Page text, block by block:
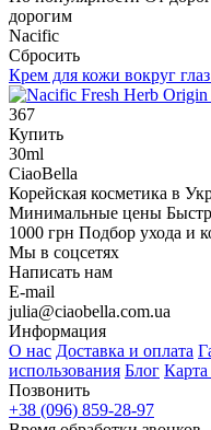
дорогим
Nacific
Сбросить
Крем для кожи вокруг глаз
367
Купить
30ml
CiaoBella
Корейская косметика в
Минимальные цены
1000 грн Подбор ухода и
Мы в соцсетях
Написать нам
E-mail
julia@ciaobella.com.ua
Информация
О нас Доставка и оплата
использования Блог Карта
Позвонить
+38 (096) 859-28-97